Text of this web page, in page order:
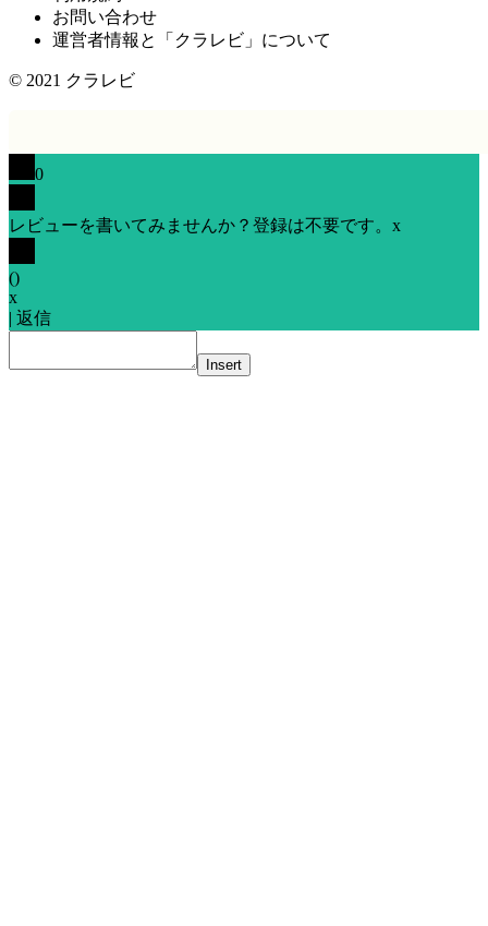
お問い合わせ
運営者情報と「クラレビ」について
© 2021 クラレビ
0
レビューを書いてみませんか？登録は不要です。 x
()
x
| 返信
Insert